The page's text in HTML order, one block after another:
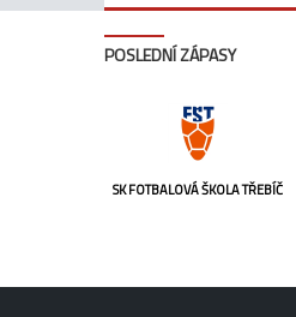
POSLEDNÍ ZÁPASY
SK FOTBALOVÁ ŠKOLA TŘEBÍČ